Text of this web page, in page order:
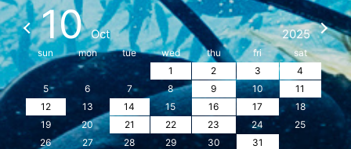
10 Oct 2025
sun mon tue wed thu fri
sat
1
2 3
4
5
6 7 8 9 10
11
12
13 14 15 16 17
18
19
20 21 22 23 24
25
26
27 28 29 30 31